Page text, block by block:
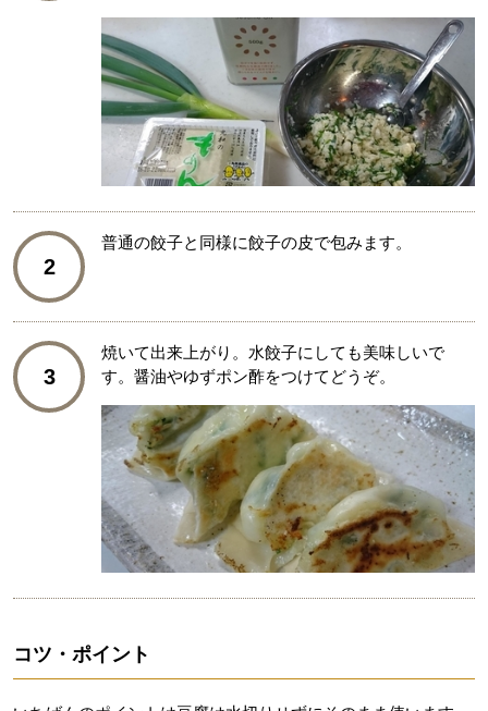
2
普通の餃子と同様に餃子の皮で包みます。
3
焼いて出来上がり。水餃子にしても美味しいで
す。醤油やゆずポン酢をつけてどうぞ。
コツ・ポイント